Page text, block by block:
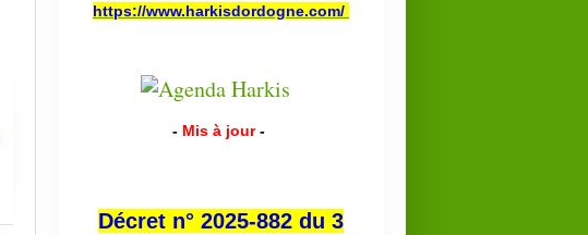
https://www.harkisdordogne.com/
- Mis à jour -
Décret n° 2025-882 du 3